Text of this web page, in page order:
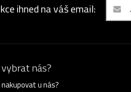
ihned na váš email:
nás?
nakupovat u nás?